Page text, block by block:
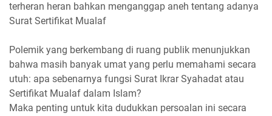
terheran heran bahkan menganggap aneh tentang adanya
Surat Sertifikat Mualaf
Polemik yang berkembang di ruang publik menunjukkan
bahwa masih banyak umat yang perlu memahami secara
utuh: apa sebenarnya fungsi Surat Ikrar Syahadat atau
Sertifikat Mualaf dalam Islam?
Maka penting untuk kita dudukkan persoalan ini secara